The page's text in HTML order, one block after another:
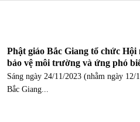
Phật giáo Bắc Giang tổ chức
bảo vệ môi trường và ứng phó
Sáng ngày 24/11/2023 (nhằm ngày
Bắc Giang...